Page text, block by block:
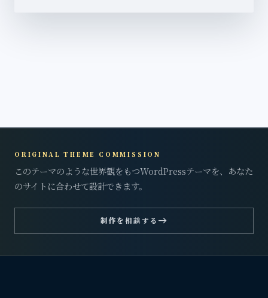
ORIGINAL THEME COMMISSION
このテーマのような世界観をもつWordPressテーマを、あなた
のサイトに合わせて設計できます。
制作を相談する east